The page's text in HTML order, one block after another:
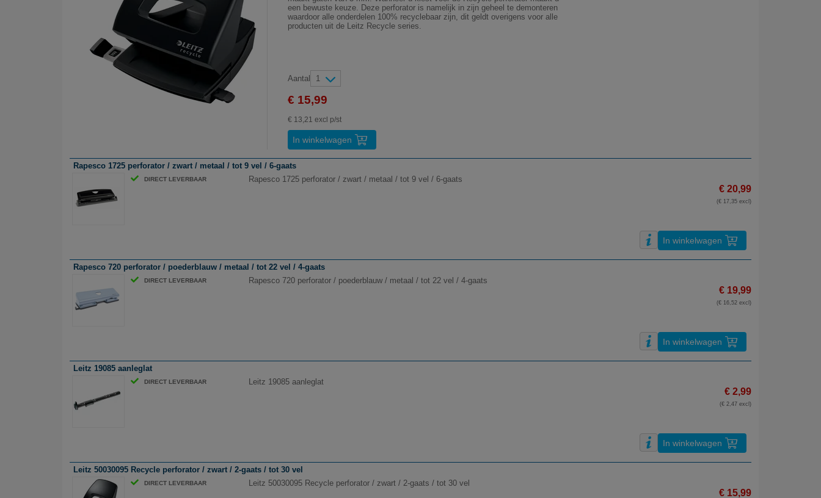
een bewuste keuze. Deze perforator is namelijk in zijn geheel te demonteren
waardoor alle onderdelen 100% recyclebaar zijn, dit geldt overigens voor alle
producten uit de Leitz Recycle series.
Aantal 1
€ 15,99
€ 13,21 excl p/st
In winkelwagen
Rapesco 1725 perforator / zwart / metaal / tot 9 vel / 6-gaats
DIRECT LEVERBAAR Rapesco 1725 perforator / zwart / metaal / tot 9 vel / 6-gaats
€ 20,99
(€ 17,35 excl)
In winkelwagen
Rapesco 720 perforator / poederblauw / metaal / tot 22 vel / 4-gaats
DIRECT LEVERBAAR Rapesco 720 perforator / poederblauw / metaal / tot 22 vel / 4-gaats
€ 19,99
(€ 16,52 excl)
In winkelwagen
Leitz 19085 aanleglat
DIRECT LEVERBAAR Leitz 19085 aanleglat
€ 2,99
(€ 2,47 excl)
In winkelwagen
Leitz 50030095 Recycle perforator / zwart / 2-gaats / tot 30 vel
DIRECT LEVERBAAR Leitz 50030095 Recycle perforator / zwart / 2-gaats / tot 30 vel
€ 15,99